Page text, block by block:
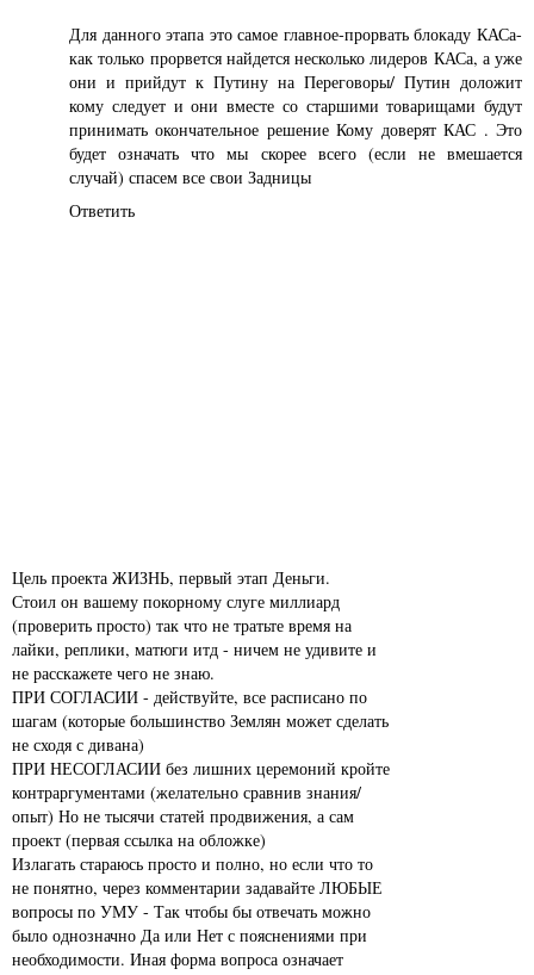
Для данного этапа это самое главное-прорвать блокаду КАСа-
как только прорвется найдется несколько лидеров КАСа, а уже
они и прийдут к Путину на Переговоры/ Путин доложит
кому следует и они вместе со старшими товарищами будут
принимать окончательное решение Кому доверят КАС . Это
будет означать что мы скорее всего (если не вмешается
случай) спасем все свои Задницы
Ответить
Цель проекта ЖИЗНЬ, первый этап Деньги.
Стоил он вашему покорному слуге миллиард
(проверить просто) так что не тратьте время на
лайки, реплики, матюги итд - ничем не удивите и
не расскажете чего не знаю.
ПРИ СОГЛАСИИ - действуйте, все расписано по
шагам (которые большинство Землян может сделать
не сходя с дивана)
ПРИ НЕСОГЛАСИИ без лишних церемоний кройте
контраргументами (желательно сравнив знания/
опыт) Но не тысячи статей продвижения, а сам
проект (первая ссылка на обложке)
Излагать стараюсь просто и полно, но если что то
не понятно, через комментарии задавайте ЛЮБЫЕ
вопросы по УМУ - Так чтобы бы отвечать можно
было однозначно Да или Нет с пояснениями при
необходимости. Иная форма вопроса означает